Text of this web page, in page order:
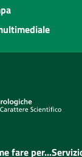
fare per...